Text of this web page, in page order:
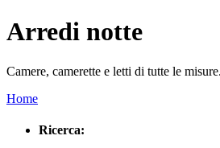
Arredi notte
Camere, camerette e letti di tutte le
Home
Ricerca: